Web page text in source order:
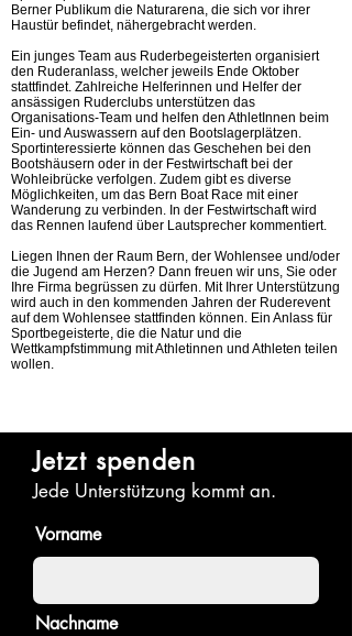
Berner Publikum die Naturarena, die sich vor ihrer
Haustür befindet, nähergebracht werden.
Ein junges Team aus Ruderbegeisterten organisiert
den Ruderanlass, welcher jeweils Ende Oktober
stattfindet. Zahlreiche Helferinnen und Helfer der
ansässigen Ruderclubs unterstützen das
Organisations-Team und helfen den AthletInnen beim
Ein- und Auswassern auf den Bootslagerplätzen.
Sportinteressierte können das Geschehen bei den
Bootshäusern oder in der Festwirtschaft bei der
Wohleibrücke verfolgen. Zudem gibt es diverse
Möglichkeiten, um das Bern Boat Race mit einer
Wanderung zu verbinden. In der Festwirtschaft wird
das Rennen laufend über Lautsprecher kommentiert.
Liegen Ihnen der Raum Bern, der Wohlensee und/oder
die Jugend am Herzen? Dann freuen wir uns, Sie oder
Ihre Firma begrüssen zu dürfen. Mit Ihrer Unterstützung
wird auch in den kommenden Jahren der Ruderevent
auf dem Wohlensee stattfinden können. Ein Anlass für
Sportbegeisterte, die die Natur und die
Wettkampfstimmung mit Athletinnen und Athleten teilen
wollen.
Jetzt spenden
Jede Unterstützung kommt an.
Vorname
Nachname